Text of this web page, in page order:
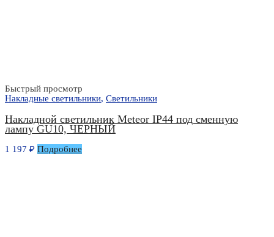
Быстрый просмотр
Накладные светильники, Светильники
Накладной светильник Meteor IP44 под сменную
лампу GU10, ЧЕРНЫЙ
1 197 ₽ Подробнее